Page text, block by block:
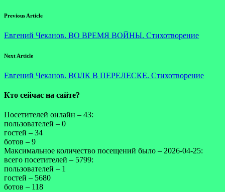
Previous Article
Евгений Чеканов. ВО ВРЕМЯ ВОЙНЫ. Стихотворение
Next Article
Евгений Чеканов. ВОЛК В ПЕРЕЛЕСКЕ. Стихотворение
Кто сейчас на сайте?
Посетителей онлайн – 43:
пользователей – 0
гостей – 34
ботов – 9
Максимальное количество посещений было – 2026-04-25:
всего посетителей – 5799:
пользователей – 1
гостей – 5680
ботов – 118